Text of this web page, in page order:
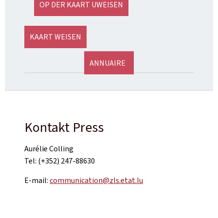
OP DER KAART UWEISEN
KAART WEISEN
ANNUAIRE
Kontakt Press
Aurélie Colling
Tel: (+352) 247-88630
E-mail:communication@zls.etat.lu